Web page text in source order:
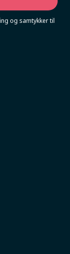
og samtykker til